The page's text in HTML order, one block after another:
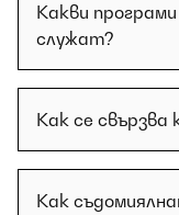
Какви
служат?
Как се свързва
Как